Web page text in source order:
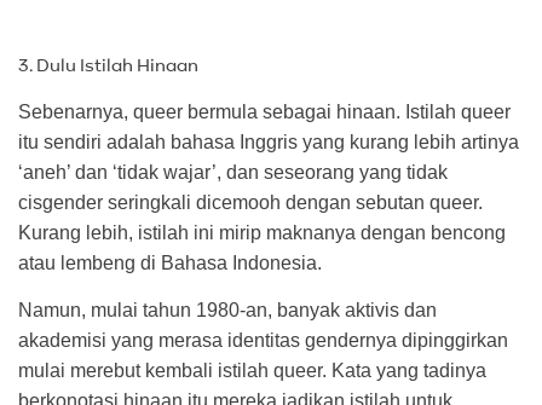
3. Dulu Istilah Hinaan
Sebenarnya, queer bermula sebagai hinaan. Istilah queer
itu sendiri adalah bahasa Inggris yang kurang lebih artinya
‘aneh’ dan ‘tidak wajar’, dan seseorang yang tidak
cisgender seringkali dicemooh dengan sebutan queer.
Kurang lebih, istilah ini mirip maknanya dengan bencong
atau lembeng di Bahasa Indonesia.
Namun, mulai tahun 1980-an, banyak aktivis dan
akademisi yang merasa identitas gendernya dipinggirkan
mulai merebut kembali istilah queer. Kata yang tadinya
berkonotasi hinaan itu mereka jadikan istilah untuk